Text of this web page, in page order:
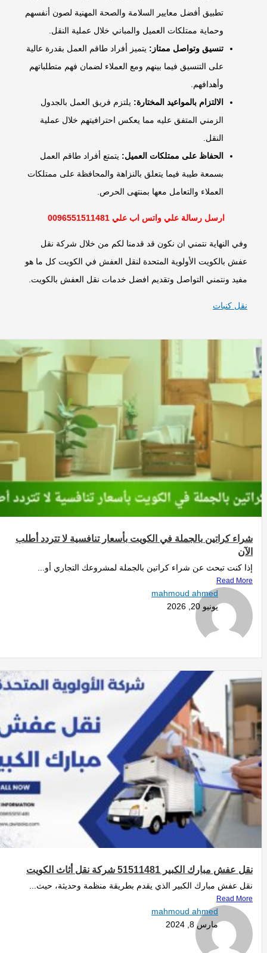
تطبيق أفضل معايير السلامة والصحة المهنية لصون أنفسهم
وحماية ممتلكات العميل والمباني خلال عملية النقل.
تنسيق وتواصل ممتاز:يتميز أفراد طاقم العمل بقدرة عالية
على التنسيق فيما بينهم ومع العملاء لضمان فهم متطلباتهم
وأهدافهم.
الالتزام بالمواعيد المختارة:يلتزم فريق العمل بالجدول
الزمني المتفق عليه مما يعكس احترافيتهم خلال عملية
النقل.
الحفاظ على ممتلكات العميل:يتمتع أفراد طاقم العمل
بسمعة طيبة فيما يتعلق بالنزاهة والمحافظة على ممتلكات
العملاء والتعامل معها بمنتهى الحرص.
ارسل رسالة علي واتس اب علي 0096551511481
وفي النهاية نتمني ان نكون قد قدمنا لكم من خلال شركة نقل
عفش بالكويت الأولوية المتحدة لنقل العفش في الكويت كل ما هو
مفيد ونتمني التواصل وتقديم افضل خدمات نقل العفش بالكويت.
نقل كنبات
شراء كراتين بالجملة في الكويت بأسعار تنافسية لا تتردد أطلب
الآن
إذا كنت تبحث عن شراء كراتين بالجملة لمشروعك التجاري أو...
Read More
mahmoud ahmed
يونيو 20, 2026
نقل عفش مبارك الكبير 51511481 شركة نقل أثاث الكويت
نقل عفش مبارك الكبير الذي يقدم بطريقة منظمة وحديثة، حيث...
Read More
mahmoud ahmed
مارس 8, 2024